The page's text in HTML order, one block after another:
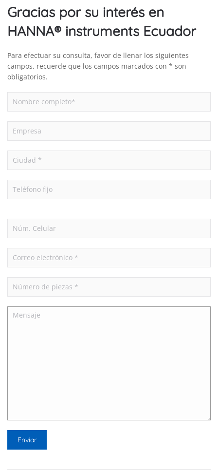
Gracias por su interés en
HANNA® instruments Ecuador
Para efectuar su consulta, favor de llenar los siguientes
campos, recuerde que los campos marcados con * son
obligatorios.